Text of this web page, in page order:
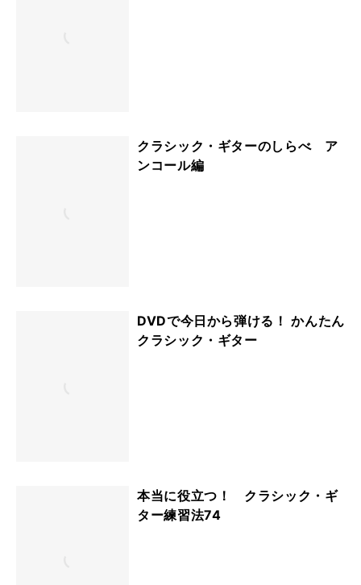
クラシック・ギターのしらべ ア
ンコール編
DVDで今日から弾ける！ かんたん
クラシック・ギター
本当に役立つ！ クラシック・ギ
ター練習法74